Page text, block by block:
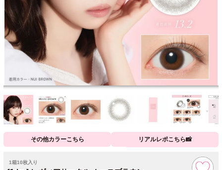
その他カラーこちら リアルレポこちら📸
1箱10枚入り